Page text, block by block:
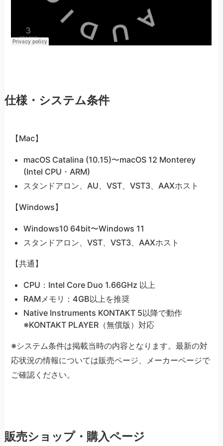
仕様・システム条件
【Mac】
macOS Catalina (10.15)〜macOS 12 Monterey
(Intel CPU・ARM)
スタンドアロン、AU、VST、VST3、AAXホスト
【Windows】
Windows10 64bit〜Windows 11
スタンドアロン、VST、VST3、AAXホスト
【共通】
CPU：Intel Core Duo 1.66GHz 以上
RAMメモリ：4GB以上を推奨
Native Instruments KONTAKT 5以降で動作
※KONTAKT PLAYER（無償版）対応
※システム条件は掲載当時の内容となります。最新の対
応状況の情報については販売ページ、メーカーページで
ご確認ください。
販売ショップ・購入ページ